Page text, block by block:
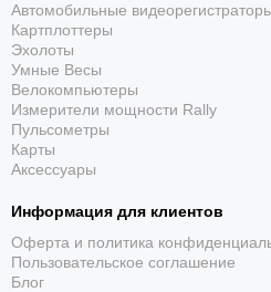
Автомобильные
Картплоттеры
Эхолоты
Умные Весы
Велокомпьютеры
Измерители мощности Rally
Пульсометры
Карты
Аксессуары
Информация для клиентов
Оферта и политика
Пользовательское соглашение
Блог